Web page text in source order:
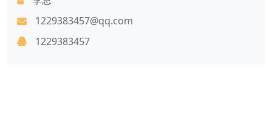
1229383457@qq.com
1229383457